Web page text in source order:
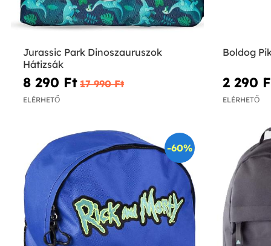
Jurassic Park Dinoszauruszok
Hátizsák
8 290 Ft‎ 17 990 Ft‎
ELÉRHETŐ
Boldog
2 290
ELÉRHETŐ
-60%